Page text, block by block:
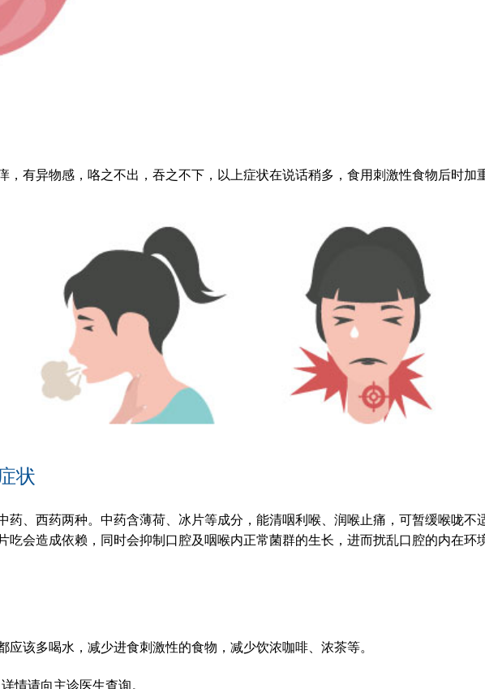
，有异物感，咯之不出，吞之不下，以上症状在说话稍多，食用刺激性食物后时加
状
药、西药两种。中药含薄荷、冰片等成分，能清咽利喉、润喉止痛，可暂缓喉咙不
吃会造成依赖，同时会抑制口腔及咽喉内正常菌群的生长，进而扰乱口腔的内在环
该多喝水，减少进食刺激性的食物，减少饮浓咖啡、浓茶等。
情请向主诊医生查询。